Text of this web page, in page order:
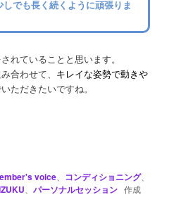
でも長く続くように頑張りま
れていることと思います。
合わせて、 キレイな姿勢で動きや
ただきたいですね。
voice コンディショニング、
、パーソナルセッション 作成